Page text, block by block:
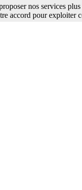
nos services
accord pour exploiter